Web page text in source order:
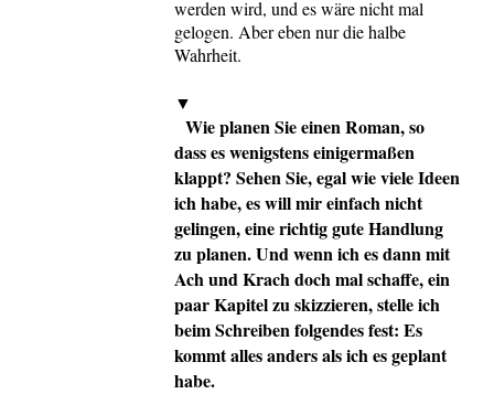
werden wird, und es wäre nicht mal
gelogen. Aber eben nur die halbe
Wahrheit.
▼
Wie planen Sie einen Roman, so
dass es wenigstens einigermaßen
klappt? Sehen Sie, egal wie viele Ideen
ich habe, es will mir einfach nicht
gelingen, eine richtig gute Handlung
zu planen. Und wenn ich es dann mit
Ach und Krach doch mal schaffe, ein
paar Kapitel zu skizzieren, stelle ich
beim Schreiben folgendes fest: Es
kommt alles anders als ich es geplant
habe.